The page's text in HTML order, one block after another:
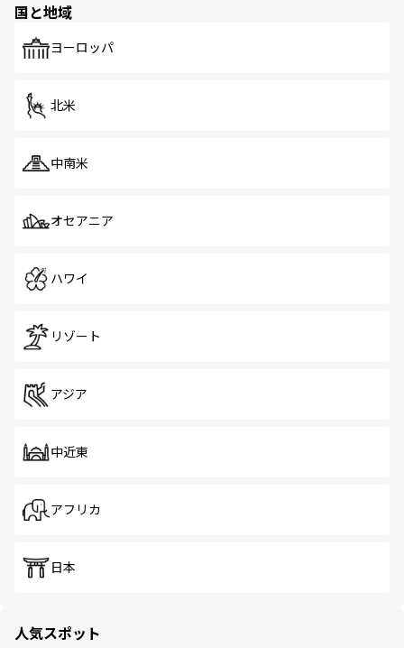
で、ホーカーズは地元の風情を楽しめる外せないスポット
国と地域
ヨーロッパ
北米
中南米
オセアニア
ハワイ
リゾート
アジア
中近東
アフリカ
日本
人気スポット